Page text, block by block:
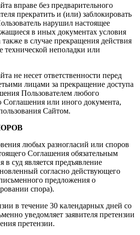
вправе без предварительного
прекратить и (или) заблокировать
нарушил настоящее
в иных документах условия
в случае прекращения действия
технической неполадки или
не несет ответственности перед
лицами за прекращение доступа
Пользователем любого
Соглашения или иного документа,
Сайтом.
любых разногласий или споров
Соглашения обязательным
суд является предъявление
согласно действующего
предложения о
спора).
в течение 30 календарных дней со
уведомляет заявителя претензии
претензии.